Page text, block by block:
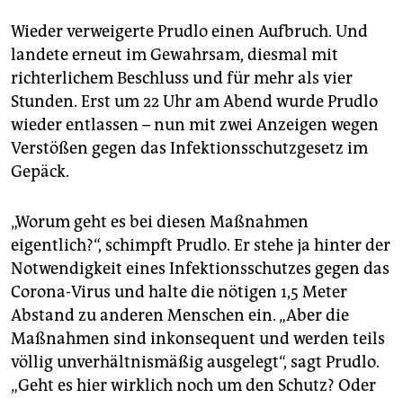
Wieder verweigerte Prudlo einen Aufbruch. Und
landete erneut im Gewahrsam, diesmal mit
richterlichem Beschluss und für mehr als vier
Stunden. Erst um 22 Uhr am Abend wurde Prudlo
wieder entlassen – nun mit zwei Anzeigen wegen
Verstößen gegen das Infektionsschutzgesetz im
Gepäck.
„Worum geht es bei diesen Maßnahmen
eigentlich?“, schimpft Prudlo. Er stehe ja hinter der
Notwendigkeit eines Infektionsschutzes gegen das
Corona-Virus und halte die nötigen 1,5 Meter
Abstand zu anderen Menschen ein. „Aber die
Maßnahmen sind inkonsequent und werden teils
völlig unverhältnismäßig ausgelegt“, sagt Prudlo.
„Geht es hier wirklich noch um den Schutz? Oder